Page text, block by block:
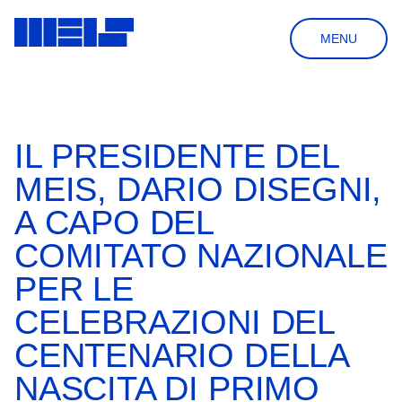
MENU
NEWSLETTER
NEWS
IT CERCA
IL MUSEO
IL PROGETTO
STORIA & ARCHITETTURA
BIBLIOTECA
IL GIARDINO DELLE DOMANDE
BOOKSHOP
AULA DIDATTICA
VISITA
ORARI & PRENOTAZIONI
COME ARRIVARE
INFORMAZIONI UTILI
VISITE GUIDATE
MOSTRE & EVENTI
MOSTRE PERMANENTI
PASSATI
COLLEZIONE & RICERCA
IL PRESIDENTE DEL
MEIS, DARIO DISEGNI,
A CAPO DEL
COMITATO NAZIONALE
PER LE
CELEBRAZIONI DEL
CENTENARIO DELLA
NASCITA DI PRIMO